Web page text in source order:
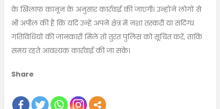
के खिलाफ कानून के अनुसार कार्रवाई की जाएगी। उन्होंने लोगों से
भी अपील की है कि यदि उन्हें अपने क्षेत्र में नशा तस्करी या संदिग्ध
गतिविधियों की जानकारी मिले तो तुरंत पुलिस को सूचित करें, ताकि
समय रहते आवश्यक कार्रवाई की जा सके।
Share